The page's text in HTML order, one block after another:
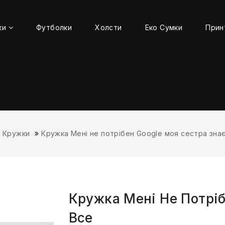
Футболки Холсти Еко Сумки
Кружки Кружка Мені не потрібен Google моя сестра
Кружка Мені Не
Все